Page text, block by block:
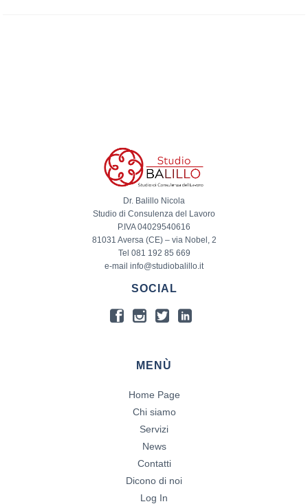
Dr. Balillo Nicola
Studio di Consulenza del Lavoro
P.IVA 04029540616
81031 Aversa (CE) – via Nobel, 2
Tel 081 192 85 669
e-mail info@studiobalillo.it
SOCIAL
MENÙ
Home Page
Chi siamo
Servizi
News
Contatti
Dicono di noi
Log In